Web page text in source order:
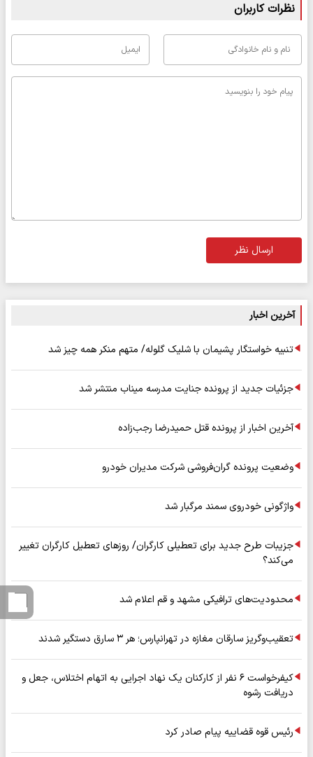
نظرات کاربران
ارسال نظر
آخرین اخبار
تنبیه خواستگار پشیمان با شلیک گلوله/ متهم منکر همه چیز شد
جزئیات جدید از پرونده جنایت مدرسه میناب منتشر شد
آخرین اخبار از پرونده قتل حمیدرضا رجب‌زاده
وضعیت پرونده گران‌فروشی شرکت مدیران خودرو
واژگونی خودروی سمند مرگبار شد
جزیبات طرح جدید برای تعطیلی کارگران/ روزهای تعطیل کارگران تغییر
می‌کند؟
محدودیت‌های ترافیکی مشهد و قم اعلام شد
تعقیب‌وگریز سارقان مغازه در تهرانپارس؛ هر ۳ سارق دستگیر شدند
کیفرخواست ۶ نفر از کارکنان یک نهاد اجرایی به اتهام اختلاس، جعل و
دریافت رشوه
رئیس قوه قضاییه پیام صادر کرد